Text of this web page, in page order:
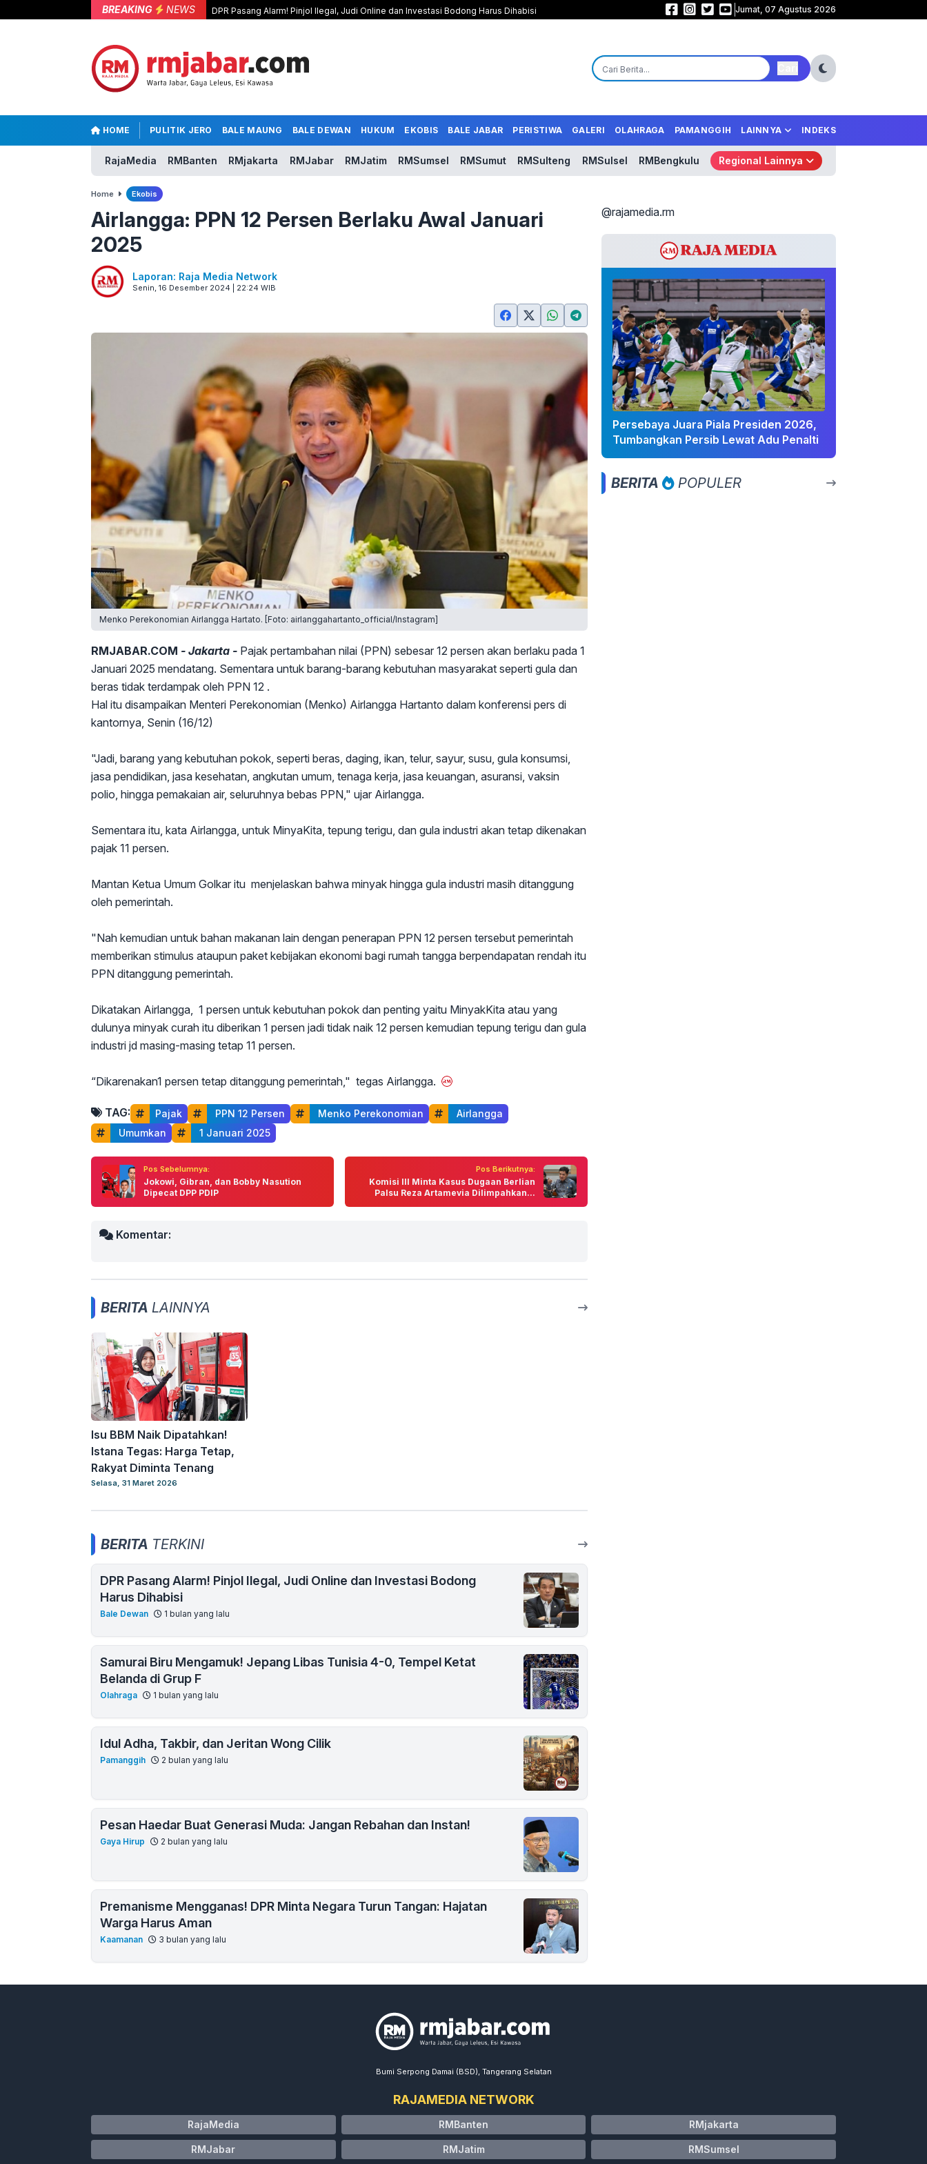
BREAKING NEWS DPR Pasang Alarm! Pinjol Ilegal, Judi Online dan Investasi Bodong Harus Dihabisi Samurai Biru Mengamuk! Jepang Libas Tunisia 4-0, Tempel Ketat Belanda
Jumat, 07 Agustus 2026
HOME PULITIK JERO BALE MAUNG BALE DEWAN HUKUM EKOBIS BALE JABAR PERISTIWA GALERI OLAHRAGA PAMANGGIH LAINNYA INDEKS
RajaMedia RMBanten RMjakarta RMJabar RMJatim RMSumsel RMSumut RMSulteng RMSulsel RMBengkulu Regional Lainnya
Home Ekobis
Airlangga: PPN 12 Persen Berlaku Awal Januari
2025
Laporan: Raja Media Network
Senin, 16 Desember 2024 | 22:24 WIB
Menko Perekonomian Airlangga Hartato. [Foto: airlanggahartanto_official/Instagram]
RMJABAR.COM - Jakarta - Pajak pertambahan nilai (PPN) sebesar 12 persen akan berlaku pada 1
Januari 2025 mendatang. Sementara untuk barang-barang kebutuhan masyarakat seperti gula dan
beras tidak terdampak oleh PPN 12 .
Hal itu disampaikan Menteri Perekonomian (Menko) Airlangga Hartanto dalam konferensi pers di
kantornya, Senin (16/12)
"Jadi, barang yang kebutuhan pokok, seperti beras, daging, ikan, telur, sayur, susu, gula konsumsi,
jasa pendidikan, jasa kesehatan, angkutan umum, tenaga kerja, jasa keuangan, asuransi, vaksin
polio, hingga pemakaian air, seluruhnya bebas PPN," ujar Airlangga.
Sementara itu, kata Airlangga, untuk MinyaKita, tepung terigu, dan gula industri akan tetap dikenakan
pajak 11 persen.
Mantan Ketua Umum Golkar itu menjelaskan bahwa minyak hingga gula industri masih ditanggung
oleh pemerintah.
"Nah kemudian untuk bahan makanan lain dengan penerapan PPN 12 persen tersebut pemerintah
memberikan stimulus ataupun paket kebijakan ekonomi bagi rumah tangga berpendapatan rendah itu
PPN ditanggung pemerintah.
Dikatakan Airlangga, 1 persen untuk kebutuhan pokok dan penting yaitu MinyakKita atau yang
dulunya minyak curah itu diberikan 1 persen jadi tidak naik 12 persen kemudian tepung terigu dan gula
industri jd masing-masing tetap 11 persen.
“Dikarenakan1 persen tetap ditanggung pemerintah," tegas Airlangga.
TAG: Pajak PPN 12 Persen Menko Perekonomian
Airlangga
Umumkan
1 Januari 2025
Pos Sebelumnya:
Jokowi, Gibran, dan Bobby Nasution
Dipecat DPP PDIP
Pos Berikutnya:
Komisi III Minta Kasus Dugaan Berlian
Palsu Reza Artamevia Dilimpahkan...
Komentar:
BERITA LAINNYA
Isu BBM Naik Dipatahkan!
Istana Tegas: Harga Tetap,
Rakyat Diminta Tenang
Selasa, 31 Maret 2026
BERITA TERKINI
DPR Pasang Alarm! Pinjol Ilegal, Judi Online dan Investasi Bodong
Harus Dihabisi
Bale Dewan 1 bulan yang lalu
Samurai Biru Mengamuk! Jepang Libas Tunisia 4-0, Tempel Ketat
Belanda di Grup F
Olahraga 1 bulan yang lalu
Idul Adha, Takbir, dan Jeritan Wong Cilik
Pamanggih 2 bulan yang lalu
Pesan Haedar Buat Generasi Muda: Jangan Rebahan dan Instan!
Gaya Hirup 2 bulan yang lalu
Premanisme Mengganas! DPR Minta Negara Turun Tangan: Hajatan
Warga Harus Aman
Kaamanan 3 bulan yang lalu
@rajamedia.rm
Persebaya Juara Piala Presiden 2026,
Tumbangkan Persib Lewat Adu Penalti
BERITA POPULER
Bumi Serpong Damai (BSD), Tangerang Selatan
RAJAMEDIA NETWORK
RajaMedia RMBanten RMjakarta
RMJabar RMJatim RMSumsel